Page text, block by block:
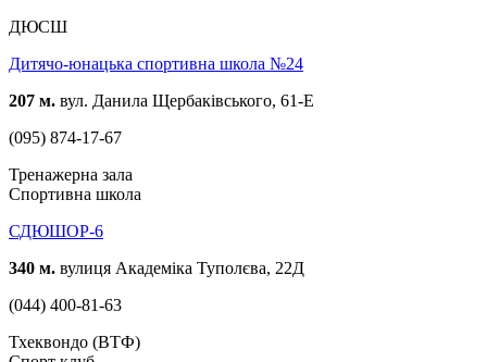
ДЮСШ
Дитячо-юнацька спортивна школа №24
207 м. вул. Данила Щербаківського, 61-Е
(095) 874-17-67
Тренажерна зала
Спортивна школа
СДЮШОР-6
340 м. вулиця Академіка Туполєва, 22Д
(044) 400-81-63
Тхеквондо (ВТФ)